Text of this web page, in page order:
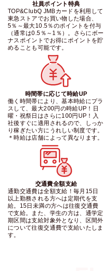
社員ポイント特典
TOP&ClubQ JMBカードを利用して
東急ストアでお買い物した場合、
5％～最大10.5％のポイントを付与
（通常は0.5％～1％）。さらにボー
ナスポイントでお得にポイントを貯
めることも可能です。
時間帯に応じて時給UP
働く時間帯により、基本時給にプラ
スして、最大200円の時給UP！日
曜・祝祭日はさらに100円UP！入
社後すぐに適用されるので、しっか
り稼ぎたい方にうれしい制度です。
＊時給は店舗によって異なります。
交通費全額支給
通勤交通費は全額支給！毎月15日
以上勤務される方へは定期代を支
給。15日未満の方へは往復交通費
で支給。また、学生の方は、通学定
期区間は支給対象外となり、区間外
について往復交通費で支給いたしま
す。